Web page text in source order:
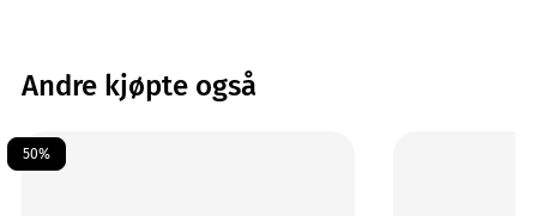
Andre kjøpte også
50%